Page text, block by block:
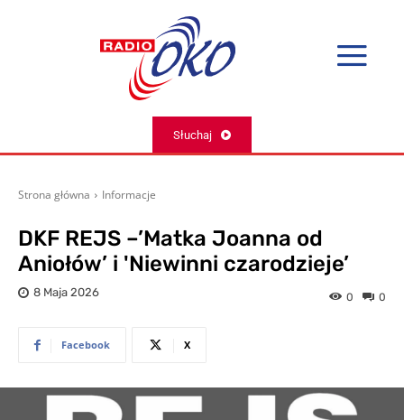
Słuchaj
Strona główna Informacje
DKF REJS –’Matka Joanna od
Aniołów’ i 'Niewinni czarodzieje’
8 Maja 2026 0
0
Facebook X